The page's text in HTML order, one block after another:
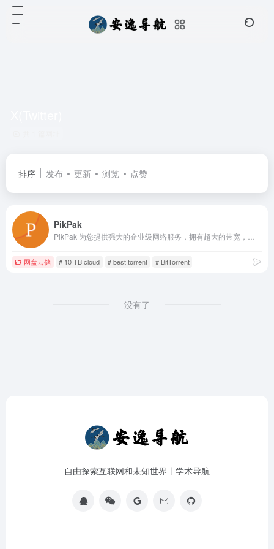
排序 发布 更新 浏览 点赞
PikPak
网盘云储 # 10 TB cloud # best torrent # BitTorrent
没有了
自由探索互联网和未知世界丨学术导航